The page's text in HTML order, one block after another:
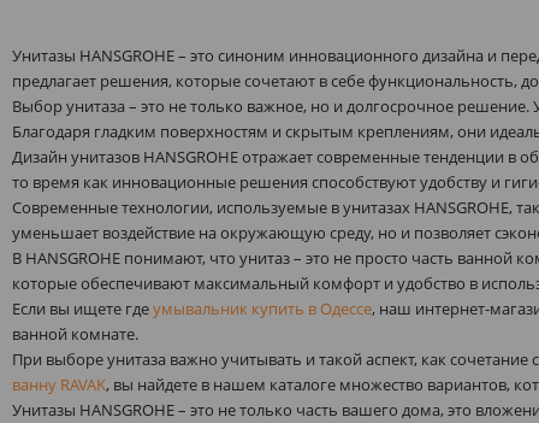
Унитазы HANSGROHE – это синоним инновационного дизайна и
предлагает решения, которые сочетают в себе функциональность,
Выбор унитаза – это не только важное, но и долгосрочное
Благодаря гладким поверхностям и скрытым креплениям, они
Дизайн унитазов HANSGROHE отражает современные тенденции
то время как инновационные решения способствуют удобству и
Современные технологии, используемые в унитазах HANSGROHE,
уменьшает воздействие на окружающую среду, но и позволяет
В HANSGROHE понимают, что унитаз – это не просто часть
которые обеспечивают максимальный комфорт и удобство в
Если вы ищете гдеумывальник купить в Одессе, наш интернет-
ванной комнате.
При выборе унитаза важно учитывать и такой аспект, как
ванну RAVAK, вы найдете в нашем каталоге множество вариантов,
Унитазы HANSGROHE – это не только часть вашего дома, это